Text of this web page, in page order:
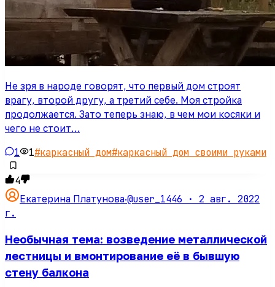
Не зря в народе говорят, что первый дом строят
врагу, второй другу, а третий себе. Моя стройка
продолжается. Зато теперь знаю, в чем мои косяки и
чего не стоит…
1 1#каркасный дом#каркасный дом своими руками
4
Екатерина Платунова·@user_1446 · 2 авг. 2022
г.
Необычная тема: возведение металлической
лестницы и вмонтирование её в бывшую
стену балкона